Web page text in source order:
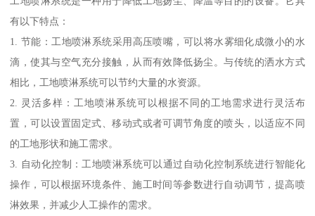
有以下特点：
1. 节能：工地喷淋系统采用高压喷嘴，可以将水雾细化成微小的水
滴，使其与空气充分接触，从而有效降低扬尘。与传统的洒水方式
相比，工地喷淋系统可以节约大量的水资源。
2. 灵活多样：工地喷淋系统可以根据不同的工地需求进行灵活布
置，可以设置固定式、移动式或者可调节角度的喷头，以适应不同
的工地形状和施工需求。
3. 自动化控制：工地喷淋系统可以通过自动化控制系统进行智能化
操作，可以根据环境条件、施工时间等参数进行自动调节，提高喷
淋效果，并减少人工操作的需求。